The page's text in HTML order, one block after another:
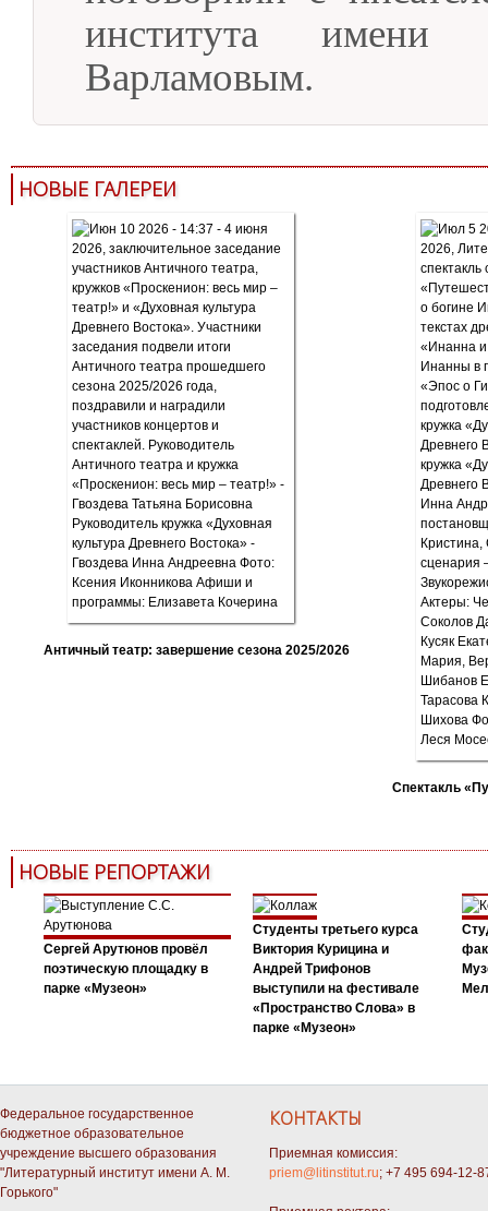
института
Варламовым.
НОВЫЕ ГАЛЕРЕИ
Античный театр: завершение сезона 2025/2026
Спектакль
НОВЫЕ РЕПОРТАЖИ
Сергей Арутюнов провёл
поэтическую площадку в
парке «Музеон»
Студенты третьего курса
Виктория Курицина и
Андрей Трифонов
выступили на фестивале
«Пространство Слова» в
парке «Музеон»
Федеральное государственное
бюджетное образовательное
учреждение высшего образования
"Литературный институт имени А. М.
Горького"
КОНТАКТЫ
Приемная комиссия:
priem@litinstitut.ru; +7 495 694-12-